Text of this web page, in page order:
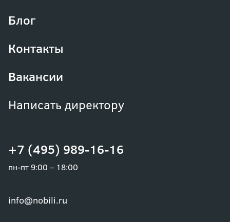
+7 (495) 989-16-16
пн-пт 9:00 – 18:00
info@nobili.ru
Блог
Контакты
Вакансии
Написать директору